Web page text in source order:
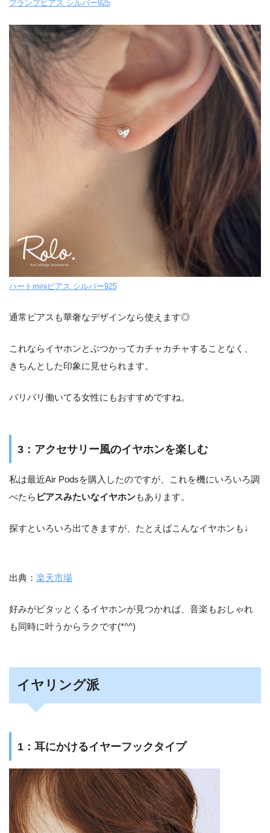
プランプピアス シルバー925
ハートminiピアス シルバー925
通常ピアスも華奢なデザインなら使えます◎
これならイヤホンとぶつかってカチャカチャすることなく、
きちんとした印象に見せられます。
バリバリ働いてる女性にもおすすめですね。
3：アクセサリー風のイヤホンを楽しむ
私は最近Air Podsを購入したのですが、これを機にいろいろ調
べたら ピアスみたいなイヤホンもあります。
探すといろいろ出てきますが、たとえばこんなイヤホンも↓
出典： 楽天市場
好みがピタッとくるイヤホンが見つかれば、音楽もおしゃれ
も同時に叶うからラクです(*^^)
イヤリング派
1：耳にかけるイヤーフックタイプ